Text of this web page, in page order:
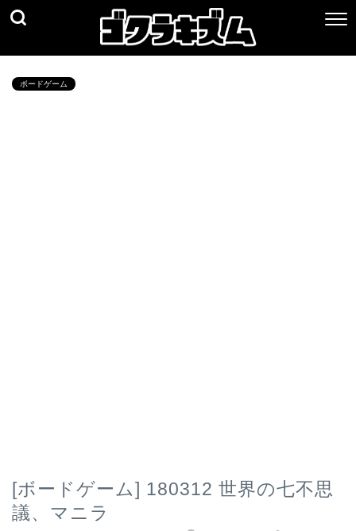
ボードゲーム
[ボードゲーム] 180312 世界の七不思
議、マニラ